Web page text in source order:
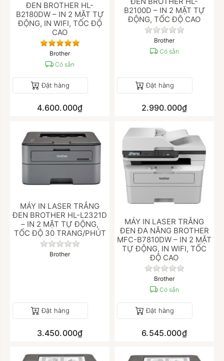
ĐEN BROTHER HL-
B2180DW – IN 2 MẶT TỰ
ĐỘNG, IN WIFI, TỐC ĐỘ
CAO
Đánh giá
Brother
Có sẵn
Đặt hàng
4.600.000₫
B2100D – IN 2 MẶT TỰ
ĐỘNG, TỐC ĐỘ CAO
Chưa có đánh
Brother
Có sẵn
Đặt hàng
2.990.000₫
MÁY IN LASER TRẮNG
ĐEN BROTHER HL-L2321D
– IN 2 MẶT TỰ ĐỘNG,
TỐC ĐỘ 30 TRANG/PHÚT
Chưa có đánh giá nào cho sản phẩm này.
Brother
Đặt hàng
3.450.000₫
MÁY IN LASER TRẮNG
ĐEN ĐA NĂNG BROTHER
MFC-B7810DW – IN 2 MẶT
TỰ ĐỘNG, IN WIFI, TỐC
ĐỘ CAO
Chưa có đánh
Brother
Có sẵn
Đặt hàng
6.545.000₫